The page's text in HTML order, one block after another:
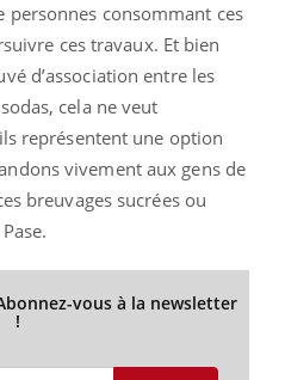
personnes consommant ces
ces travaux. Et bien
d’association entre les
cela ne veut
représentent une option
vivement aux gens de
breuvages sucrées ou
vous à la newsletter
!